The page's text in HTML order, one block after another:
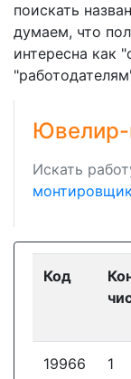
поискать
думаем, что
интересна как
Искать
монтировщик
Код
19966 1